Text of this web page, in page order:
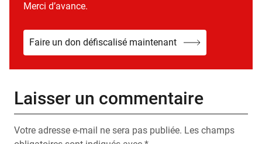
Merci d’avance.
Faire un don défiscalisé maintenant
Laisser un commentaire
Votre adresse e-mail ne sera pas publiée. Les champs